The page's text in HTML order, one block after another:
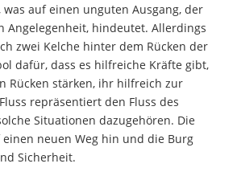
auf einen unguten Ausgang, der
Angelegenheit, hindeutet. Allerdings
zwei Kelche hinter dem Rücken der
dafür, dass es hilfreiche Kräfte gibt,
Rücken stärken, ihr hilfreich zur
repräsentiert den Fluss des
Situationen dazugehören. Die
neuen Weg hin und die Burg
Sicherheit.